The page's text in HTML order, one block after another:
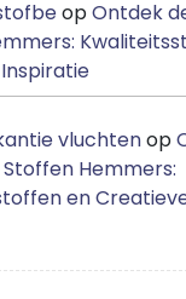
opOntdek
vluchtenop
Hemmers:
en